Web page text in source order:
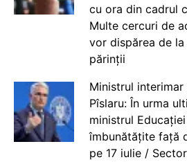
cu ora din cadrul
Multe cercuri de
vor dispărea de
părinții
Ministrul
Pîslaru: În urma
ministrul
îmbunătățite față
pe 17 iulie /